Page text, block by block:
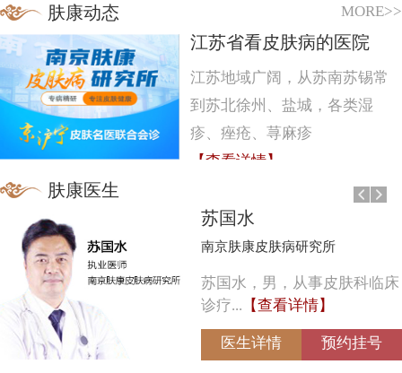
肤康动态 MORE>>
江苏省看皮肤病的医院
江苏地域广阔，从苏南苏锡常
到苏北徐州、盐城，各类湿
疹、痤疮、荨麻疹
【查看详情】
苏国水
南京肤康皮肤病研究所
苏国水，男，从事皮肤科临床
诊疗... 【查看详情】
医生详情 预约挂号
肤康医生